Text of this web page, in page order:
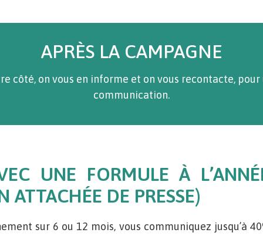
APRÈS LA CAMPAGNE
côté, on vous en informe et on vous recontacte,
communication.
UNE FORMULE À
ATTACHÉE DE PRESSE)
sur 6 ou 12 mois, vous communiquez jusqu’à